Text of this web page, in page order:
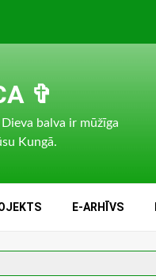
✞
balva ir mūžīga
Kungā.
E-ARHĪVS